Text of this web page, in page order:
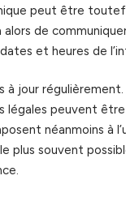
peut être
de
et heures de
à jour régulièrement.
légales peuvent
néanmoins à
plus souvent